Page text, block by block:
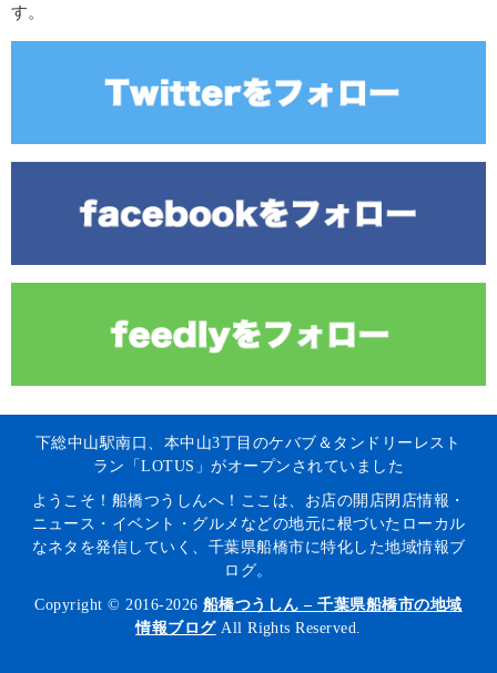
す。
下総中山駅南口、本中山3丁目のケバブ＆タンドリーレスト
ラン「LOTUS」がオープンされていました
ようこそ！船橋つうしんへ！ここは、お店の開店閉店情報・
ニュース・イベント・グルメなどの地元に根づいたローカル
なネタを発信していく、千葉県船橋市に特化した地域情報ブ
ログ。
Copyright © 2016-2026 船橋つうしん – 千葉県船橋市の地域
情報ブログAll Rights Reserved.